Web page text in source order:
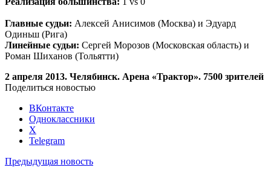
Главные судьи: Алексей Анисимов (Москва) и Эдуард
Одиньш (Рига)
Линейные судьи: Сергей Морозов (Московская область) и
Роман Шиханов (Тольятти)
2 апреля 2013. Челябинск. Арена «Трактор». 7500 зрителей
Поделиться новостью
ВКонтакте
Одноклассники
X
Telegram
Предыдущая новость